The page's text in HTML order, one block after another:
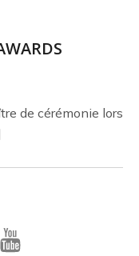
de cérémonie lors